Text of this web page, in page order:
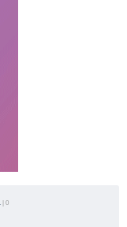
| 0